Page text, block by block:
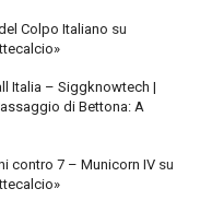
Colpo Italiano su
Italia – Siggknowtech |
di Bettona: A
contro 7 – Municorn IV su